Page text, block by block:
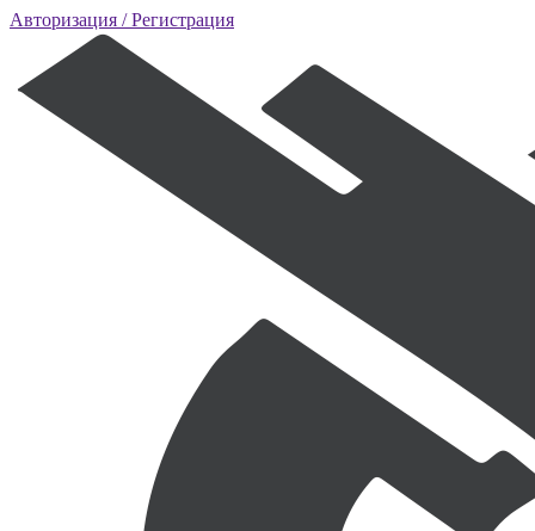
Авторизация / Регистрация